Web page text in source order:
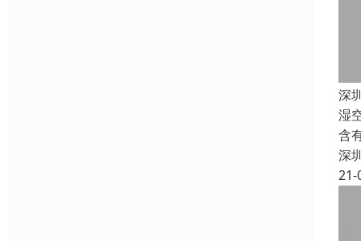
深
湿
含
深
21-